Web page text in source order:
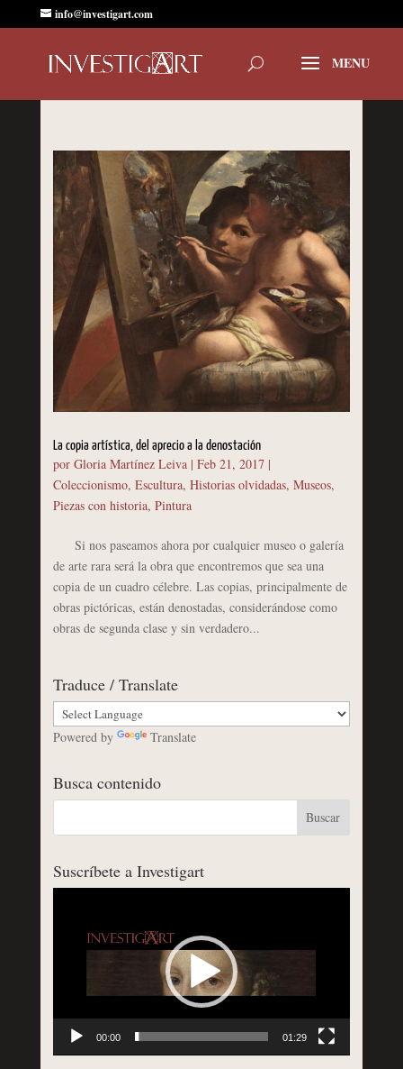
info@investigart.com
La copia artística, del aprecio a la denostación
por Gloria Martínez Leiva| Feb 21, 2017|
Coleccionismo, Escultura, Historias olvidadas, Museos,
Piezas con historia, Pintura
Si nos paseamos ahora por cualquier museo o galería
de arte rara será la obra que encontremos que sea una
copia de un cuadro célebre. Las copias, principalmente de
obras pictóricas, están denostadas, considerándose como
obras de segunda clase y sin verdadero...
Traduce / Translate
Powered by Translate
Busca contenido
Suscríbete a Investigart
00:00 01:29